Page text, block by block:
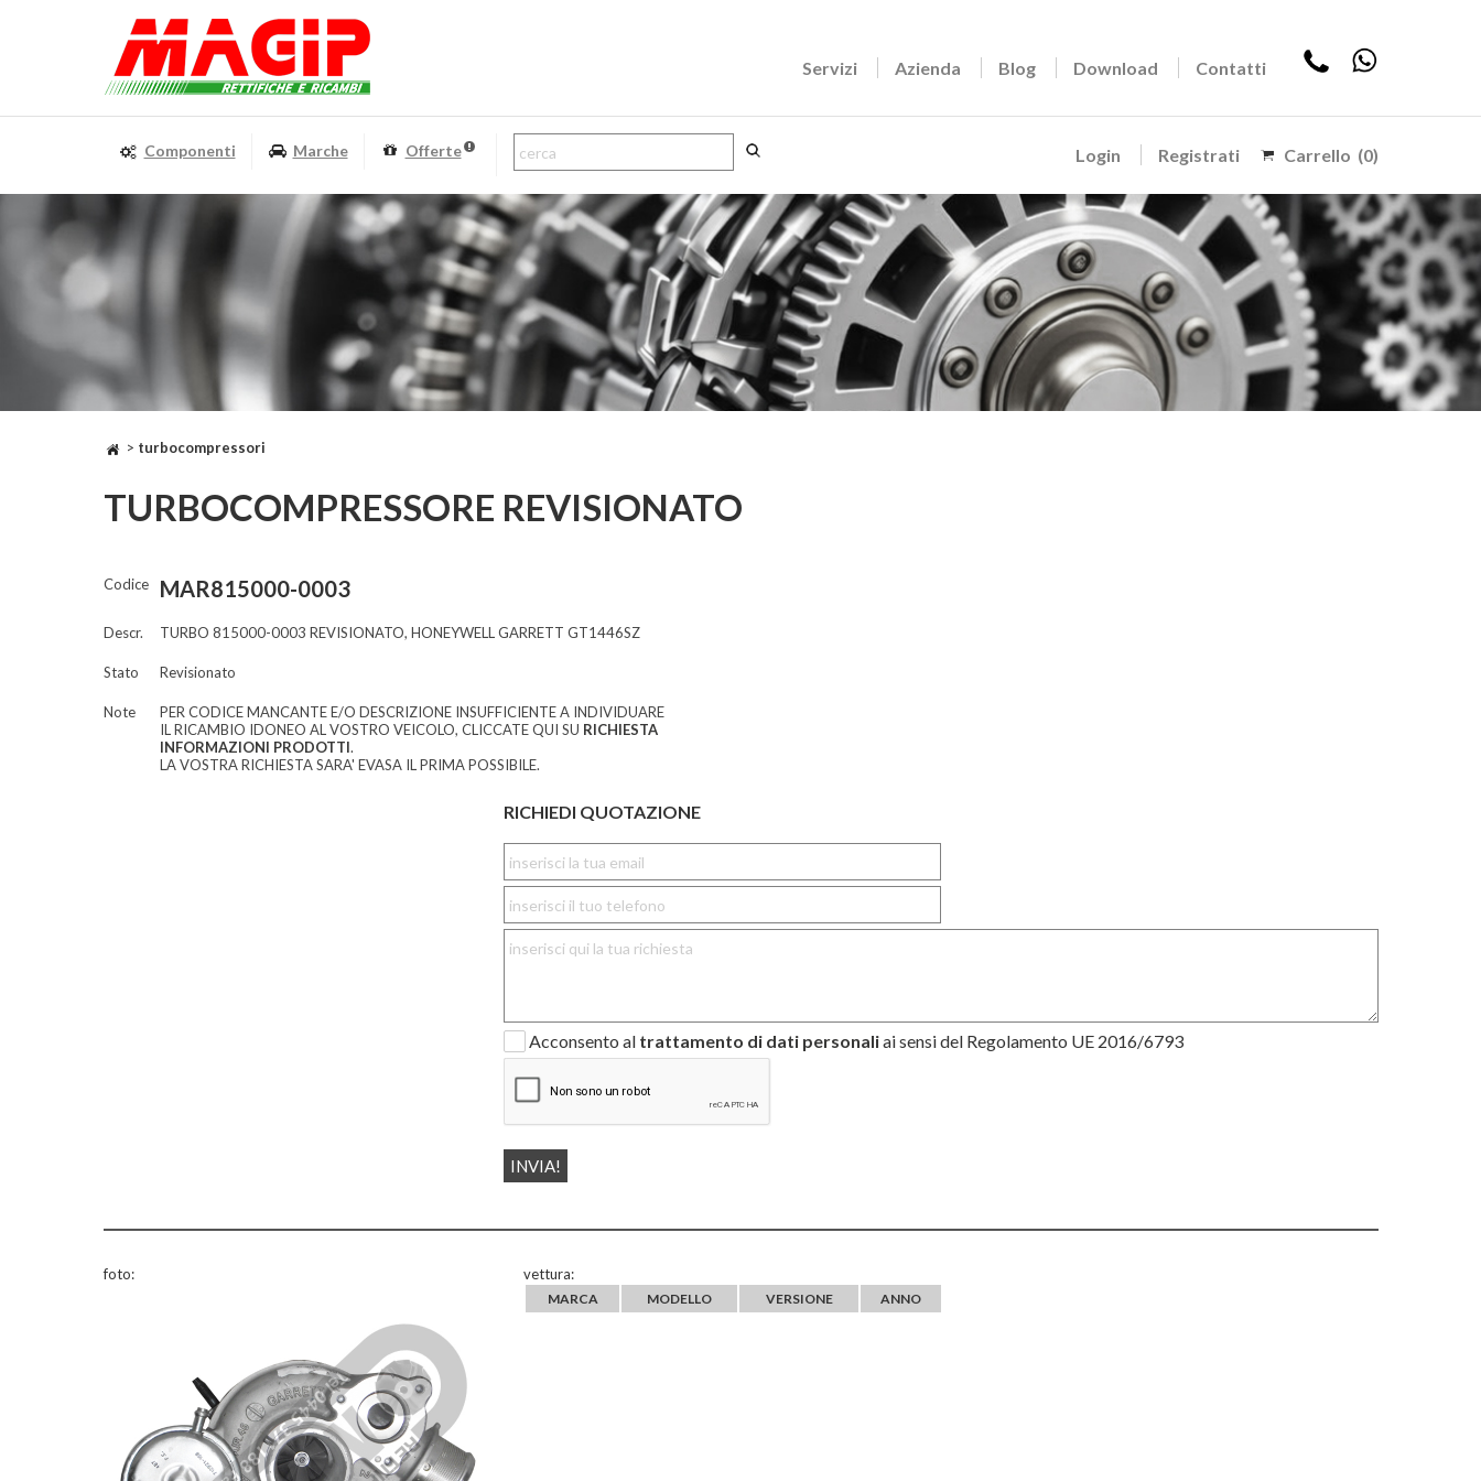
Servizi Azienda Blog Download Contatti
Login Registrati Carrello (0)
Componenti Marche Offerte
> turbocompressori
TURBOCOMPRESSORE REVISIONATO
Codice MAR815000-0003
Descr. TURBO 815000-0003 REVISIONATO, HONEYWELL GARRETT GT1446SZ
Stato Revisionato
Note
PER CODICE MANCANTE E/O DESCRIZIONE INSUFFICIENTE A INDIVIDUARE
IL RICAMBIO IDONEO AL VOSTRO VEICOLO, CLICCATE QUI SU RICHIESTA
INFORMAZIONI PRODOTTI.
LA VOSTRA RICHIESTA SARA' EVASA IL PRIMA POSSIBILE.
RICHIEDI QUOTAZIONE
Acconsento al trattamento di dati personaliai sensi del Regolamento UE 2016/6793
foto: vettura:
MARCA MODELLO VERSIONE ANNO